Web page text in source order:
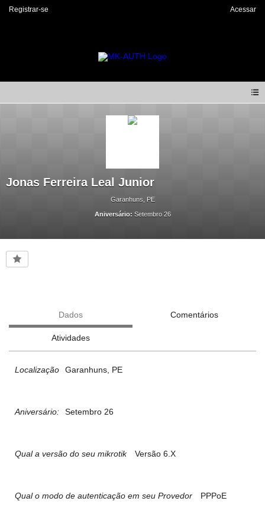
Registrar-se Acessar
Jonas Ferreira Leal Junior
Garanhuns, PE
Aniversário: Setembro 26
Dados Comentários
Atividades
Localização Garanhuns, PE
Aniversário: Setembro 26
Qual a versão do seu mikrotik Versão 6.X
Qual o modo de autenticação em seu Provedor PPPoE